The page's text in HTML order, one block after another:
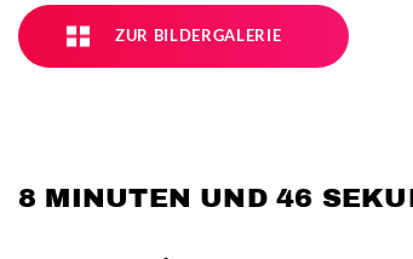
ZUR BILDERGALERIE
8 MINUTEN UND 46